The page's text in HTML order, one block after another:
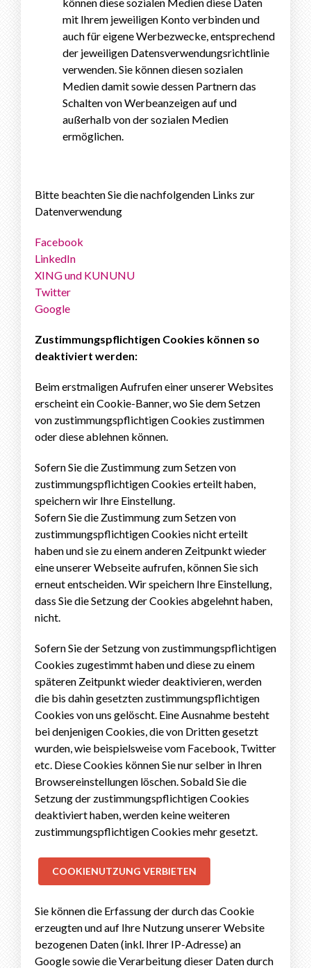
mit Ihrem jeweiligen Konto verbinden und
auch für eigene Werbezwecke, entsprechend
der jeweiligen Datensverwendungsrichtlinie
verwenden. Sie können diesen sozialen
Medien damit sowie dessen Partnern das
Schalten von Werbeanzeigen auf und
außerhalb von der sozialen Medien
ermöglichen.
Bitte beachten Sie die nachfolgenden Links zur
Datenverwendung
Facebook
LinkedIn
XING und KUNUNU
Twitter
Google
Zustimmungspflichtigen Cookies können so
deaktiviert werden:
Beim erstmaligen Aufrufen einer unserer Websites
erscheint ein Cookie-Banner, wo Sie dem Setzen
von zustimmungspflichtigen Cookies zustimmen
oder diese ablehnen können.
Sofern Sie die Zustimmung zum Setzen von
zustimmungspflichtigen Cookies erteilt haben,
speichern wir Ihre Einstellung.
Sofern Sie die Zustimmung zum Setzen von
zustimmungspflichtigen Cookies nicht erteilt
haben und sie zu einem anderen Zeitpunkt wieder
eine unserer Webseite aufrufen, können Sie sich
erneut entscheiden. Wir speichern Ihre Einstellung,
dass Sie die Setzung der Cookies abgelehnt haben,
nicht.
Sofern Sie der Setzung von zustimmungspflichtigen
Cookies zugestimmt haben und diese zu einem
späteren Zeitpunkt wieder deaktivieren, werden
die bis dahin gesetzten zustimmungspflichtigen
Cookies von uns gelöscht. Eine Ausnahme besteht
bei denjenigen Cookies, die von Dritten gesetzt
wurden, wie beispielsweise vom Facebook, Twitter
etc. Diese Cookies können Sie nur selber in Ihren
Browsereinstellungen löschen. Sobald Sie die
Setzung der zustimmungspflichtigen Cookies
deaktiviert haben, werden keine weiteren
zustimmungspflichtigen Cookies mehr gesetzt.
COOKIENUTZUNG VERBIETEN
Sie können die Erfassung der durch das Cookie
erzeugten und auf Ihre Nutzung unserer Website
bezogenen Daten (inkl. Ihrer IP-Adresse) an
Google sowie die Verarbeitung dieser Daten durch